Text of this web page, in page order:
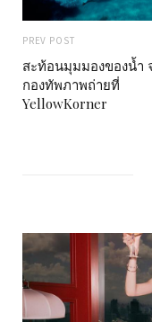
PREV POST
สะท้อนมุมมองของน้ำ
กองทัพภาพถ่ายที่
YellowKorner